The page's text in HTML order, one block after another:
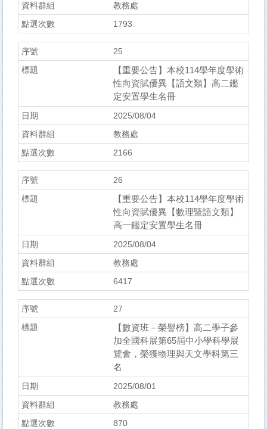
教務處
1793
25
【重要公告】本校114學年度學術
性向資賦優異【語文類】高二鑑
定安置學生名冊
2025/08/04
教務處
2166
26
【重要公告】本校114學年度學術
性向資賦優異【數理暨語文類】
高一鑑定安置學生名冊
2025/08/04
教務處
6417
27
【數資班－榮譽榜】高二學子參
加全國科展第65屆中小學科學展
覽會，榮獲物理與天文學科第三
名
2025/08/01
教務處
870